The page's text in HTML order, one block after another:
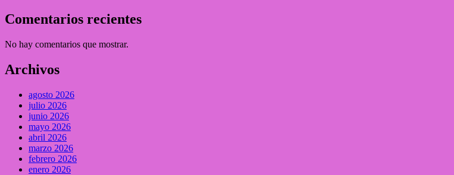
Comentarios recientes
No hay comentarios que mostrar.
Archivos
agosto 2026
julio 2026
junio 2026
mayo 2026
abril 2026
marzo 2026
febrero 2026
enero 2026